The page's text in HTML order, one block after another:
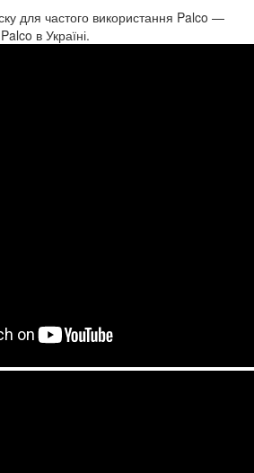
для частого використання Palco —
в Україні.